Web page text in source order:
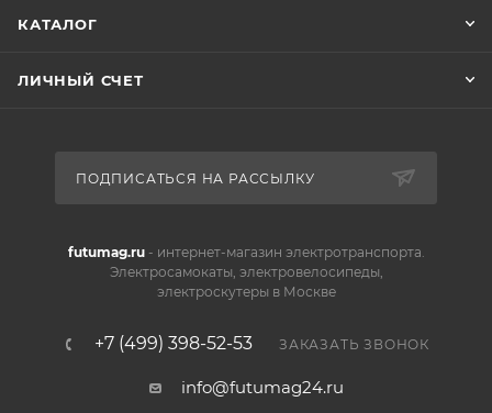
КАТАЛОГ
ЛИЧНЫЙ СЧЕТ
ПОДПИСАТЬСЯ НА РАССЫЛКУ
futumag.ru- интернет-магазин электротранспорта.
Электросамокаты, электровелосипеды,
электроскутеры в Москве
+7 (499) 398-52-53 ЗАКАЗАТЬ ЗВОНОК
info@futumag24.ru